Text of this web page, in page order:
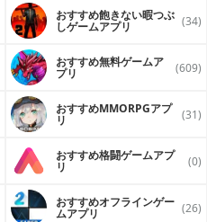
おすすめ飽きない暇つぶ
しゲームアプリ (34)
おすすめ無料ゲームア
プリ (609)
おすすめ MMORPGアプ
リ (31)
おすすめ格闘ゲームアプ
リ (0)
おすすめオフラインゲー
ムアプリ (26)